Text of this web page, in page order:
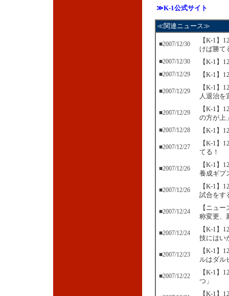
≫K-1公式サイト
≪関連ニュース≫
■2007/12/30
【K-1】
けば勝て
■2007/12/30 【K-1】
■2007/12/29 【K-1】
■2007/12/29
【K-1】
人退治を
■2007/12/29
【K-1】
の方が上
■2007/12/28 【K-1】
■2007/12/27
【K-1】
てる！
■2007/12/26
【K-1】
養成ギプ
■2007/12/26
【K-1】
試合をす
■2007/12/24
【ニュ
称変更、
■2007/12/24
【K-1】
技にはい
■2007/12/23
【K-1】
ルはダル
■2007/12/22
【K-1】
つ」
【K-1】